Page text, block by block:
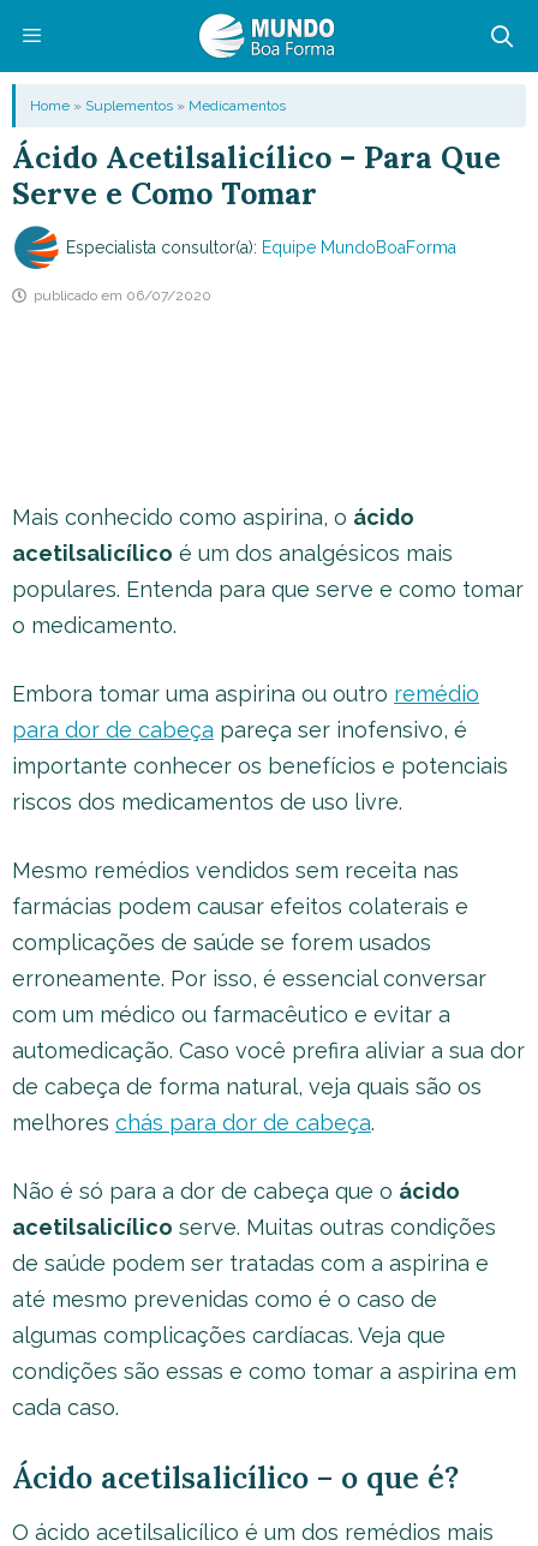
conteúdo
Menu
Home » Suplementos » Medicamentos
Ácido Acetilsalicílico – Para Que
Serve e Como Tomar
Especialista consultor(a): Equipe MundoBoaForma
publicado em 06/07/2020
Mais conhecido como aspirina, o ácido
acetilsalicílico é um dos analgésicos mais
populares. Entenda para que serve e como tomar
o medicamento.
Embora tomar uma aspirina ou outro remédio
para dor de cabeça pareça ser inofensivo, é
importante conhecer os benefícios e potenciais
riscos dos medicamentos de uso livre.
Mesmo remédios vendidos sem receita nas
farmácias podem causar efeitos colaterais e
complicações de saúde se forem usados
erroneamente. Por isso, é essencial conversar
com um médico ou farmacêutico e evitar a
automedicação. Caso você prefira aliviar a sua dor
de cabeça de forma natural, veja quais são os
melhores chás para dor de cabeça.
Não é só para a dor de cabeça que o ácido
acetilsalicílico serve. Muitas outras condições
de saúde podem ser tratadas com a aspirina e
até mesmo prevenidas como é o caso de
algumas complicações cardíacas. Veja que
condições são essas e como tomar a aspirina em
cada caso.
Ácido acetilsalicílico – o que é?
O ácido acetilsalicílico é um dos remédios mais